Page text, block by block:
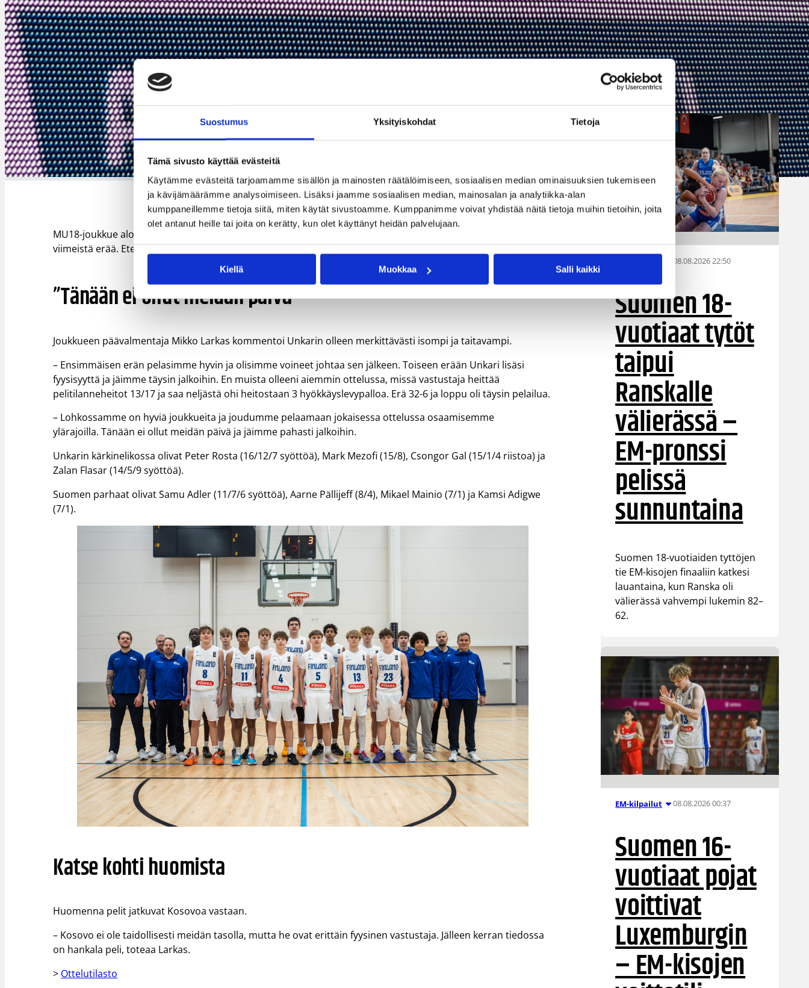
Suostumus Yksityiskohdat Tietoja
Tämä sivusto käyttää evästeitä
Käytämme evästeitä tarjoamamme sisällön ja mainosten räätälöimiseen, sosiaalisen median ominaisuuksien tukemiseen
ja kävijämäärämme analysoimiseen. Lisäksi jaamme sosiaalisen median, mainosalan ja analytiikka-alan
kumppaneillemme tietoja siitä, miten käytät sivustoamme. Kumppanimme voivat yhdistää näitä tietoja muihin tietoihin, joita
olet antanut heille tai joita on kerätty, kun olet käyttänyt heidän palvelujaan.
Kiellä Muokkaa Salli kaikki
MU18-joukkue aloitti pelin tasaväkisesti Unkaria vastaan. Unkari vei kuitenkin vakuuttavasti ottelun kolme
viimeistä erää. Etenkin toinen erä oli suomalaisille heikohko, kun Unkari vei sen 32-6.
”Tänään ei ollut meidän päivä”
Joukkueen päävalmentaja Mikko Larkas kommentoi Unkarin olleen merkittävästi isompi ja taitavampi.
– Ensimmäisen erän pelasimme hyvin ja olisimme voineet johtaa sen jälkeen. Toiseen erään Unkari lisäsi
fyysisyyttä ja jäimme täysin jalkoihin. En muista olleeni aiemmin ottelussa, missä vastustaja heittää
pelitilanneheitot 13/17 ja saa neljästä ohi heitostaan 3 hyökkäyslevypalloa. Erä 32-6 ja loppu oli täysin pelailua.
– Lohkossamme on hyviä joukkueita ja joudumme pelaamaan jokaisessa ottelussa osaamisemme
ylärajoilla. Tänään ei ollut meidän päivä ja jäimme pahasti jalkoihin.
Unkarin kärkinelikossa olivat Peter Rosta (16/12/7 syöttöä), Mark Mezofi (15/8), Csongor Gal (15/1/4 riistoa) ja
Zalan Flasar (14/5/9 syöttöä).
Suomen parhaat olivat Samu Adler (11/7/6 syöttöä), Aarne Pällijeff (8/4), Mikael Mainio (7/1) ja Kamsi Adigwe
(7/1).
Katse kohti huomista
Huomenna pelit jatkuvat Kosovoa vastaan.
– Kosovo ei ole taidollisesti meidän tasolla, mutta he ovat erittäin fyysinen vastustaja. Jälleen kerran tiedossa
on hankala peli, toteaa Larkas.
> Ottelutilasto
kisoissa, kun Ruotsi kaatui
lukemin 98–79. Suomi johti
ottelua alusta loppuun ja
rakensi ratkaisevan eron vahvan
ensimmäisen puoliajan aikana.
08.08.2026 22:50
Suomen 18-
vuotiaat tytöt
taipui
Ranskalle
välierässä –
EM-pronssi
pelissä
sunnuntaina
Suomen 18-vuotiaiden tyttöjen
tie EM-kisojen finaaliin katkesi
lauantaina, kun Ranska oli
välierässä vahvempi lukemin 82–
62.
EM-kilpailut 08.08.2026 00:37
Suomen 16-
vuotiaat pojat
voittivat
Luxemburgin
– EM-kisojen